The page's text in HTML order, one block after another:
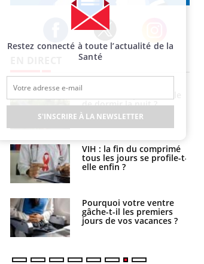
Facebook Twitter Instagram
de dormir la nuit ?
VIH : la fin du comprimé
tous les jours se profile-t-
elle enfin ?
Pourquoi votre ventre
gâche-t-il les premiers
jours de vos vacances ?
Restez connecté à toute l’actualité de la
Santé
S'INSCRIRE À LA NEWSLETTER